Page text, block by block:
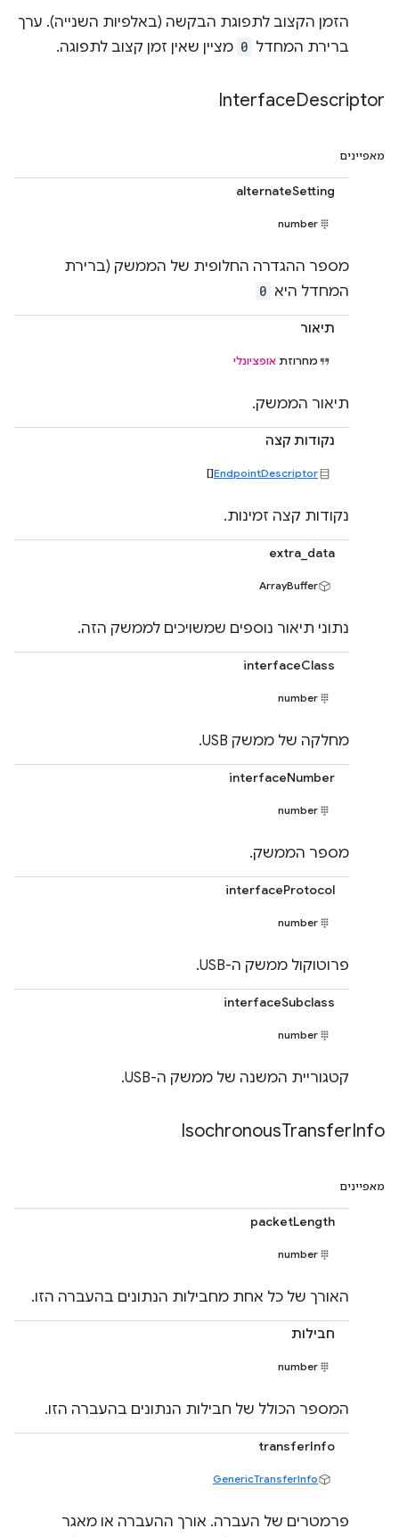
הזמן הקצוב לתפוגת הבקשה (באלפיות השנייה). ערך
ברירת המחדל 0 מציין שאין זמן קצוב לתפוגה.
InterfaceDescriptor
מאפיינים
alternateSetting
number
מספר ההגדרה החלופית של הממשק (ברירת
המחדל היא 0
תיאור
מחרוזת אופציונלי
תיאור הממשק.
נקודות קצה
EndpointDescriptor
[]
נקודות קצה זמינות.
extra_data
ArrayBuffer
נתוני תיאור נוספים שמשויכים לממשק הזה.
interfaceClass
number
מחלקה של ממשק USB.
interfaceNumber
number
מספר הממשק.
interfaceProtocol
number
פרוטוקול ממשק ה-USB.
interfaceSubclass
number
קטגוריית המשנה של ממשק ה-USB.
IsochronousTransferInfo
מאפיינים
packetLength
number
האורך של כל אחת מחבילות הנתונים בהעברה הזו.
חבילות
number
המספר הכולל של חבילות הנתונים בהעברה הזו.
transferInfo
GenericTransferInfo
פרמטרים של העברה. אורך ההעברה או מאגר